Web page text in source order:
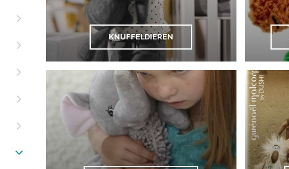
KNUFFELDIEREN